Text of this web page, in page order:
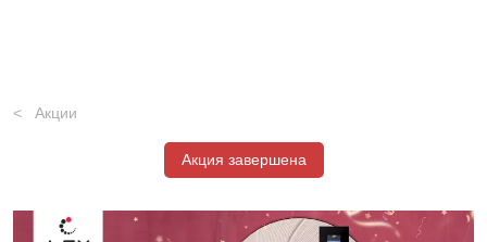
Акции
Акция завершена